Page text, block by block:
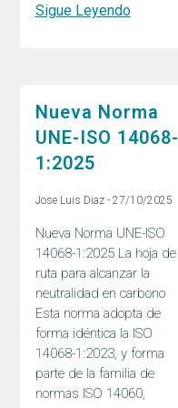
Sigue Leyendo
Nueva Norma
UNE-ISO 14068-
1:2025
Jose Luis Diaz 27/10/2025
Nueva Norma UNE-ISO
14068-1:2025 La hoja de
ruta para alcanzar la
neutralidad en carbono
Esta norma adopta de
forma idéntica la ISO
14068-1:2023, y forma
parte de la familia de
normas ISO 14060,